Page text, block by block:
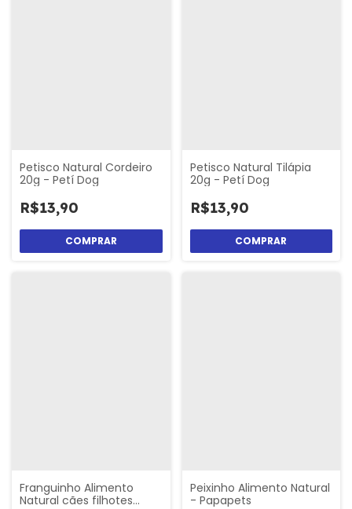
Petisco Natural Cordeiro
20g - Petí Dog
R$13,90
Petisco Natural Tilápia
20g - Petí Dog
R$13,90
Franguinho Alimento
Natural cães filhotes
Peixinho Alimento Natural
- Papapets